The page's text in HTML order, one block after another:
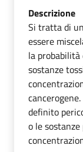
Descrizione
Si tratta di
essere
la
sostanze
definito
o le